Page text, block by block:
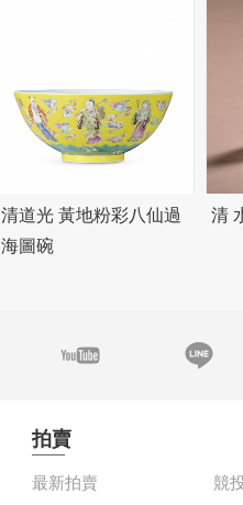
清道光 黃地粉彩八仙過
海圖碗
清
拍賣
最新拍賣 競